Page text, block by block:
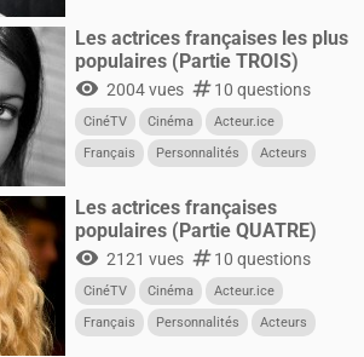
Les actrices françaises les plus
populaires (Partie TROIS)
visibility 2004 vues numbers10 questions
CinéTV Cinéma
Acteur.ice
Français
Personnalités
Acteurs
Les actrices françaises
populaires (Partie QUATRE)
visibility 2121 vues numbers10 questions
CinéTV Cinéma
Acteur.ice
Français
Personnalités
Acteurs